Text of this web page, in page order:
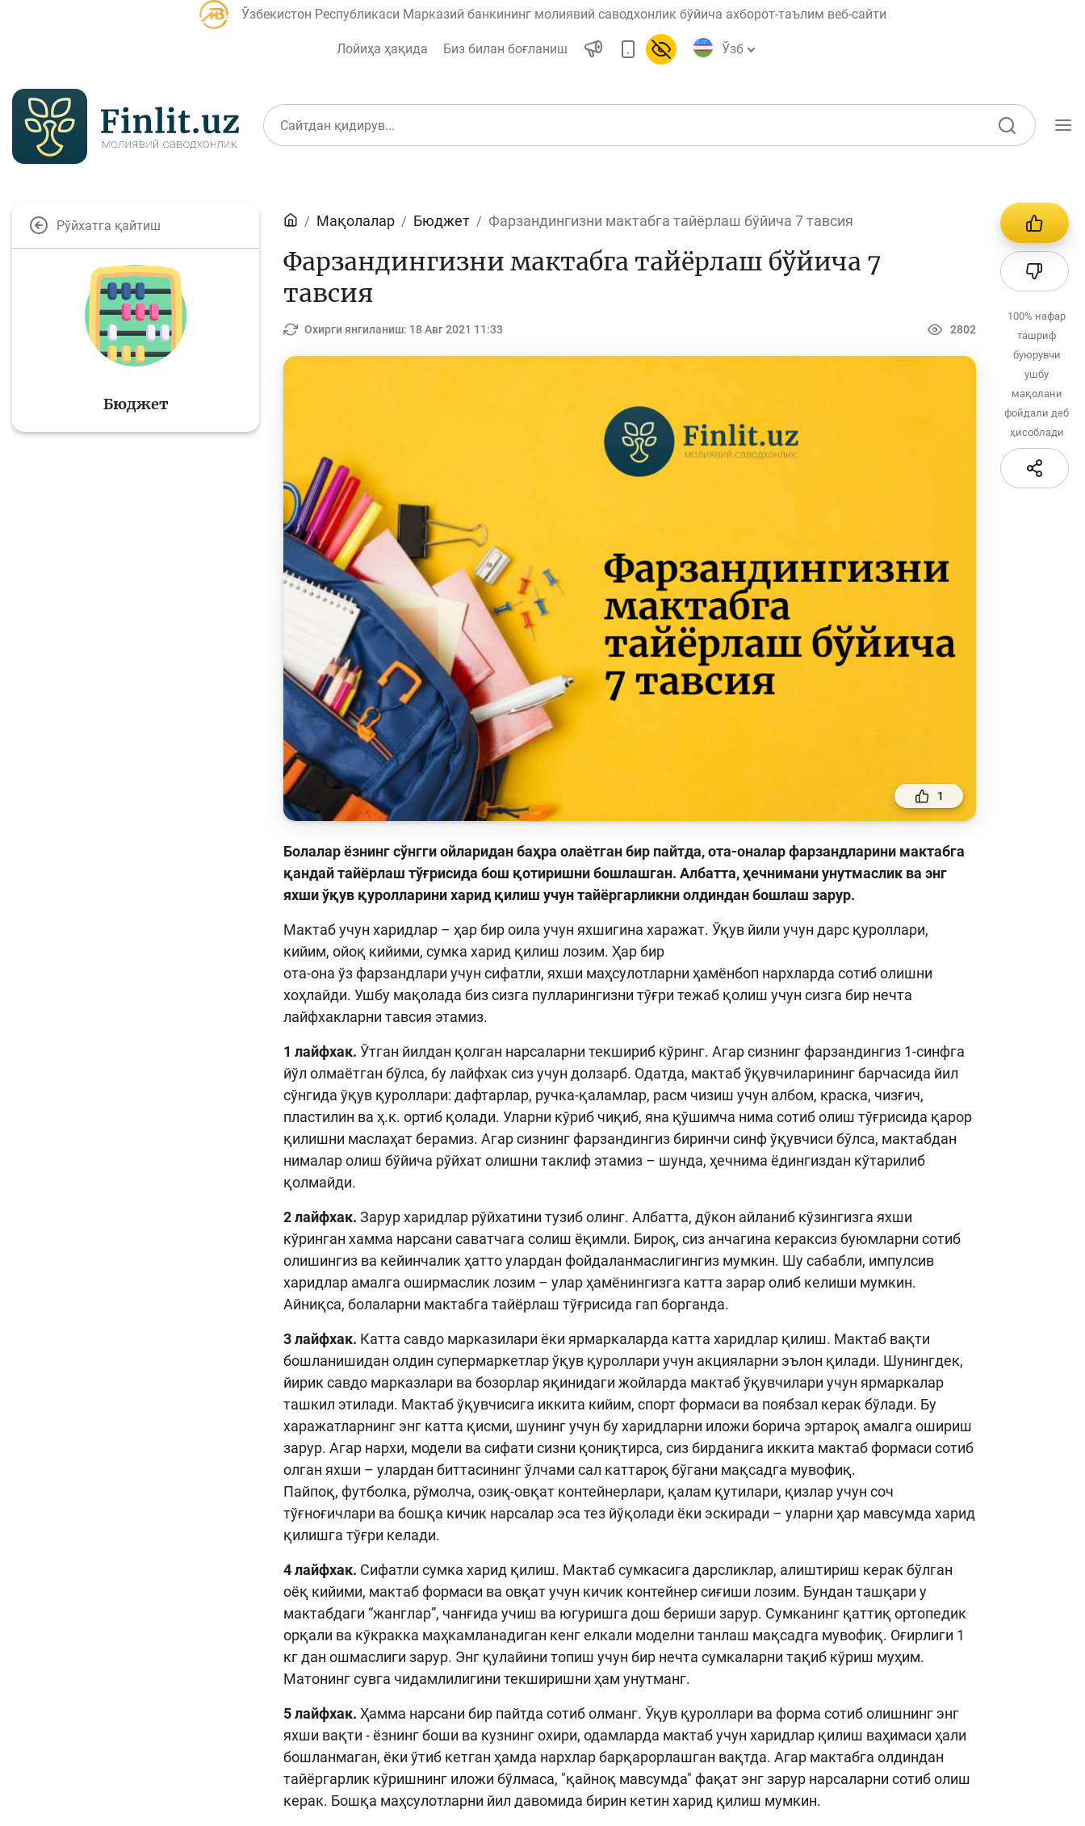
Ўзбекистон Республикаси Марказий банкининг молиявий саводхонлик бўйича ахборот-таълим веб-сайти
Лойиҳа ҳақида Биз билан боғланиш Ўзб
Банк агентлари учун Ислом молияси
Депозит (омонатлар) Кредит
Пул-кредит сиёсати
ва унинг
элементлари
Банк хизматлари
истеъмолчилари
ҳуқуқлари
хизматлар
қидирув
Рўйхатга қайтиш
Бюджет
Мақолалар Бюджет Фарзандингизни мактабга тайёрлаш бўйича 7 тавсия
Фарзандингизни мактабга тайёрлаш бўйича 7
тавсия
Охирги янгиланиш: 18 Авг 2021 11:33 2802
1
Болалар ёзнинг сўнгги ойларидан баҳра олаётган бир пайтда, ота-оналар фарзандларини мактабга
қандай тайёрлаш тўғрисида бош қотиришни бошлашган. Албатта, ҳечнимани унутмаслик ва энг
яхши ўқув қуролларини харид қилиш учун тайёргарликни олдиндан бошлаш зарур.
Мактаб учун харидлар – ҳар бир оила учун яхшигина харажат. Ўқув йили учун дарс қуроллари,
кийим, ойоқ кийими, сумка харид қилиш лозим. Ҳар бир
ота-она ўз фарзандлари учун сифатли, яхши маҳсулотларни ҳамёнбоп нархларда сотиб олишни
хоҳлайди. Ушбу мақолада биз сизга пулларингизни тўғри тежаб қолиш учун сизга бир нечта
лайфхакларни тавсия этамиз.
1 лайфхак. Ўтган йилдан қолган нарсаларни текшириб кўринг. Агар сизнинг фарзандингиз 1-синфга
йўл олмаётган бўлса, бу лайфхак сиз учун долзарб. Одатда, мактаб ўқувчиларининг барчасида йил
сўнгида ўқув қуроллари: дафтарлар, ручка-қаламлар, расм чизиш учун албом, краска, чизғич,
пластилин ва ҳ.к. ортиб қолади. Уларни кўриб чиқиб, яна қўшимча нима сотиб олиш тўғрисида қарор
қилишни маслаҳат берамиз. Агар сизнинг фарзандингиз биринчи синф ўқувчиси бўлса, мактабдан
нималар олиш бўйича рўйхат олишни таклиф этамиз – шунда, ҳечнима ёдингиздан кўтарилиб
қолмайди.
2 лайфхак. Зарур харидлар рўйхатини тузиб олинг. Албатта, дўкон айланиб кўзингизга яхши
кўринган хамма нарсани саватчага солиш ёқимли. Бироқ, сиз анчагина кераксиз буюмларни сотиб
олишингиз ва кейинчалик ҳатто улардан фойдаланмаслигингиз мумкин. Шу сабабли, импулсив
харидлар амалга оширмаслик лозим – улар ҳамёнингизга катта зарар олиб келиши мумкин.
Айниқса, болаларни мактабга тайёрлаш тўғрисида гап борганда.
3 лайфхак. Катта савдо марказилари ёки ярмаркаларда катта харидлар қилиш. Мактаб вақти
бошланишидан олдин супермаркетлар ўқув қуроллари учун акцияларни эълон қилади. Шунингдек,
йирик савдо марказлари ва бозорлар яқинидаги жойларда мактаб ўқувчилари учун ярмаркалар
ташкил этилади. Мактаб ўқувчисига иккита кийим, спорт формаси ва поябзал керак бўлади. Бу
харажатларнинг энг катта қисми, шунинг учун бу харидларни иложи борича эртароқ амалга ошириш
зарур. Агар нархи, модели ва сифати сизни қониқтирса, сиз бирданига иккита мактаб формаси сотиб
олган яхши – улардан биттасининг ўлчами сал каттароқ бўгани мақсадга мувофиқ.
Пайпоқ, футболка, рўмолча, озиқ-овқат контейнерлари, қалам қутилари, қизлар учун соч
тўғноғичлари ва бошқа кичик нарсалар эса тез йўқолади ёки эскиради – уларни ҳар мавсумда харид
қилишга тўғри келади.
4 лайфхак. Сифатли сумка харид қилиш. Мактаб сумкасига дарсликлар, алиштириш керак бўлган
оёқ кийими, мактаб формаси ва овқат учун кичик контейнер сиғиши лозим. Бундан ташқари у
мактабдаги “жанглар”, чанғида учиш ва югуришга дош бериши зарур. Сумканинг қаттиқ ортопедик
орқали ва кўкракка маҳкамланадиган кенг елкали моделни танлаш мақсадга мувофиқ. Оғирлиги 1
кг дан ошмаслиги зарур. Энг қулайини топиш учун бир нечта сумкаларни тақиб кўриш муҳим.
Матонинг сувга чидамлилигини текширишни ҳам унутманг.
5 лайфхак. Ҳамма нарсани бир пайтда сотиб олманг. Ўқув қуроллари ва форма сотиб олишнинг энг
яхши вақти - ёзнинг боши ва кузнинг охири, одамларда мактаб учун харидлар қилиш ваҳимаси ҳали
бошланмаган, ёки ўтиб кетган ҳамда нархлар барқарорлашган вақтда. Агар мактабга олдиндан
тайёргарлик кўришнинг иложи бўлмаса, "қайноқ мавсумда" фақат энг зарур нарсаларни сотиб олиш
керак. Бошқа маҳсулотларни йил давомида бирин кетин харид қилиш мумкин.
100% нафар
ташриф
буюрувчи
ушбу
мақолани
фойдали деб
ҳисоблади